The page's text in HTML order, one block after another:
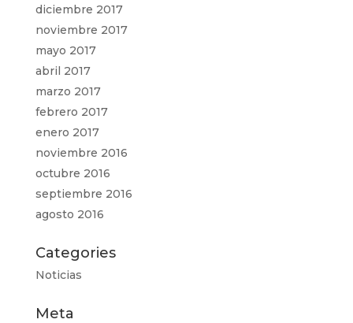
diciembre 2017
noviembre 2017
mayo 2017
abril 2017
marzo 2017
febrero 2017
enero 2017
noviembre 2016
octubre 2016
septiembre 2016
agosto 2016
Categories
Noticias
Meta